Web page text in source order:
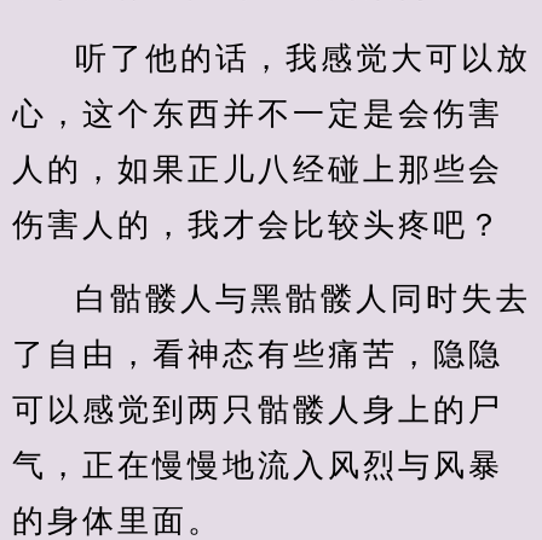
听了他的话，我感觉大可以放
心，这个东西并不一定是会伤害
人的，如果正儿八经碰上那些会
伤害人的，我才会比较头疼吧？
白骷髅人与黑骷髅人同时失去
了自由，看神态有些痛苦，隐隐
可以感觉到两只骷髅人身上的尸
气，正在慢慢地流入风烈与风暴
的身体里面。